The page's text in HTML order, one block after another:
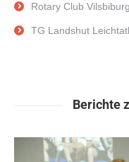
Rotary Club Vilsbiburg
TG Landshut
Berichte